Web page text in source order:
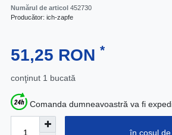
Numărul de articol 452730
Producător: ich-zapfe
51,25 RON *
conţinut 1 bucată
Comanda dumneavoastră va fi
în coșul